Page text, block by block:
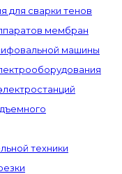
для сварки тенов
мембран
машины
техники